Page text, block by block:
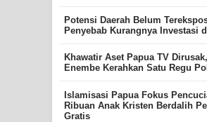
Potensi Daerah Belum
Penyebab Kurangnya Investasi
Khawatir Aset Papua TV
Enembe Kerahkan Satu Regu
Islamisasi Papua Fokus
Ribuan Anak Kristen Berdalih
Gratis